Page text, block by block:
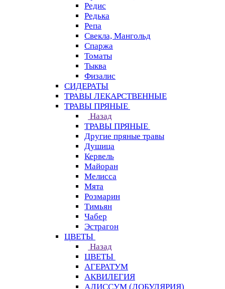
Редис
Редька
Репа
Свекла, Мангольд
Спаржа
Томаты
Тыква
Физалис
СИДЕРАТЫ
ТРАВЫ ЛЕКАРСТВЕННЫЕ
ТРАВЫ ПРЯНЫЕ
Назад
ТРАВЫ ПРЯНЫЕ
Другие пряные травы
Душица
Кервель
Майоран
Мелисса
Мята
Розмарин
Тимьян
Чабер
Эстрагон
ЦВЕТЫ
Назад
ЦВЕТЫ
АГЕРАТУМ
АКВИЛЕГИЯ
АЛИССУМ (ЛОБУЛЯРИЯ)